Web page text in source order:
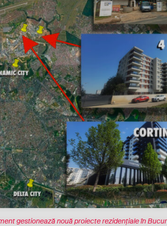
gestionează nouă proiecte rezidențiale în